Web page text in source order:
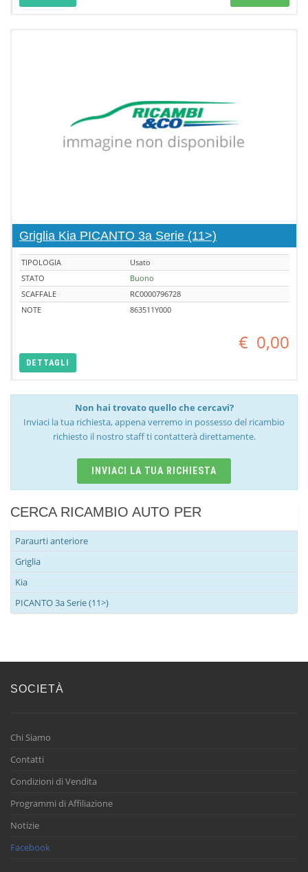
Griglia Kia PICANTO 3a Serie (11>)
TIPOLOGIA
Usato
STATO
Buono
SCAFFALE
RC0000796728
NOTE
863511Y000
€ 0,00
DETTAGLI
Non hai trovato quello che cercavi?
Inviaci la tua richiesta, appena verremo in possesso del ricambio
richiesto il nostro staff ti contatterà direttamente.
INVIACI LA TUA RICHIESTA
CERCA RICAMBIO AUTO PER
Paraurti anteriore
Griglia
Kia
PICANTO 3a Serie (11>)
SOCIETÀ
Chi Siamo
Contatti
Condizioni di Vendita
Programmi di Affiliazione
Notizie
Facebook